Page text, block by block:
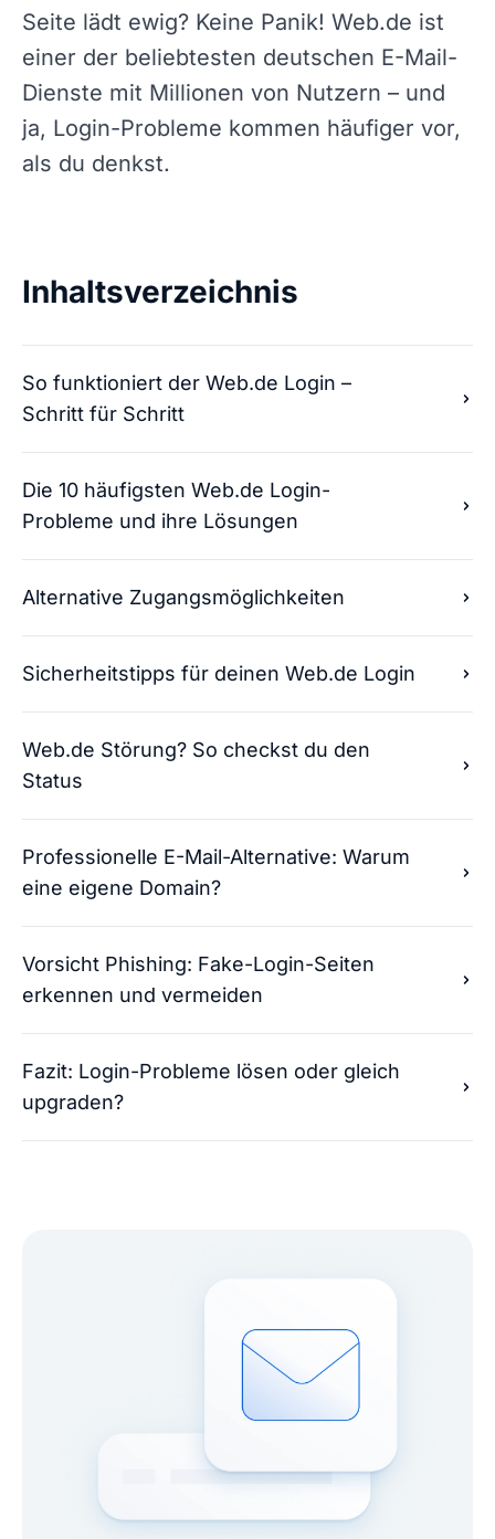
Seite lädt ewig? Keine Panik! Web.de ist
einer der beliebtesten deutschen E-Mail-
Dienste mit Millionen von Nutzern – und
ja, Login-Probleme kommen häufiger vor,
als du denkst.
Inhaltsverzeichnis
So funktioniert der Web.de Login –
Schritt für Schritt
Die 10 häufigsten Web.de Login-
Probleme und ihre Lösungen
Alternative Zugangsmöglichkeiten
Sicherheitstipps für deinen Web.de Login
Web.de Störung? So checkst du den
Status
Professionelle E-Mail-Alternative: Warum
eine eigene Domain?
Vorsicht Phishing: Fake-Login-Seiten
erkennen und vermeiden
Fazit: Login-Probleme lösen oder gleich
upgraden?